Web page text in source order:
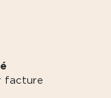
facture